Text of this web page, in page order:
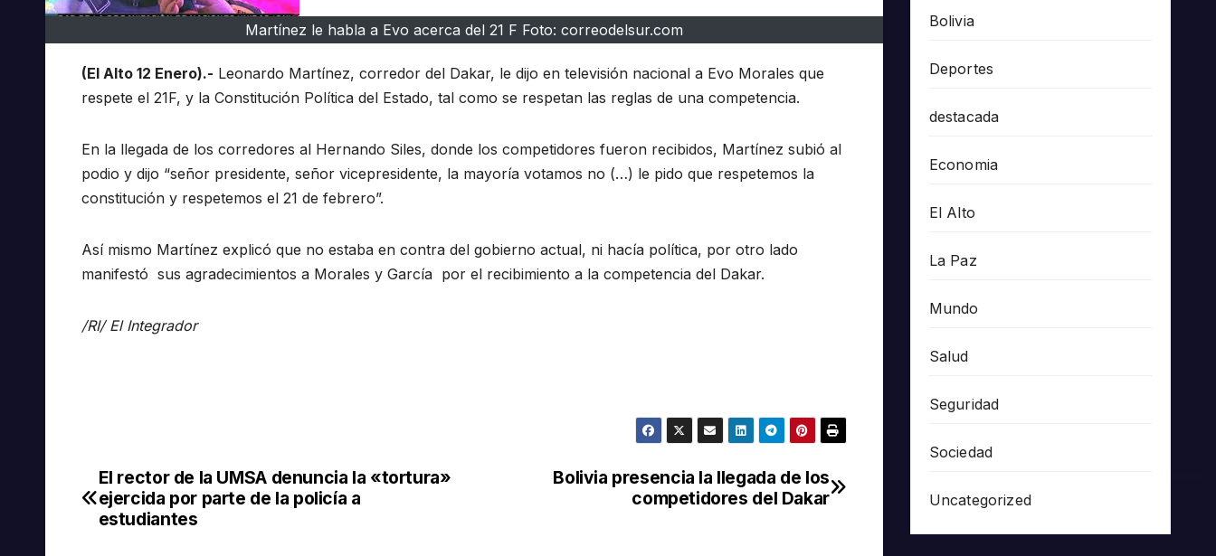
Martínez le habla a Evo acerca del 21 F Foto: correodelsur.com
(El Alto 12 Enero).- Leonardo Martínez, corredor del Dakar, le dijo en televisión nacional a Evo Morales que
respete el 21F, y la Constitución Política del Estado, tal como se respetan las reglas de una competencia.
En la llegada de los corredores al Hernando Siles, donde los competidores fueron recibidos, Martínez subió al
podio y dijo “señor presidente, señor vicepresidente, la mayoría votamos no (…) le pido que respetemos la
constitución y respetemos el 21 de febrero”.
Así mismo Martínez explicó que no estaba en contra del gobierno actual, ni hacía política, por otro lado
manifestó sus agradecimientos a Morales y García por el recibimiento a la competencia del Dakar.
/RI/ El Integrador
Navegación
de
Bolivia presencia la llegada de los
competidores del Dakar
El rector de la UMSA denuncia la «tortura»
ejercida por parte de la policía a
estudiantes
Bolivia
Deportes
destacada
Economia
El Alto
La Paz
Mundo
Salud
Seguridad
Sociedad
Uncategorized